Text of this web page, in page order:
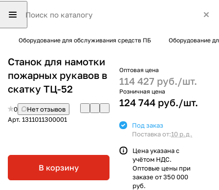
Оборудование для обслуживания средств ПБ Оборудование
Станок для намотки
пожарных рукавов в
скатку ТЦ-52
0
Нет отзывов
Арт. 1311011300001
В корзину
Оптовая цена
114 427 руб./шт.
Розничная цена
124 744 руб./шт.
Под заказ
Поставка от:10 р.д.
Цена указана с
учётом НДС.
Оптовые цены при
заказе от 350 000
руб.